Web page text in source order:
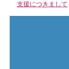
支援につきまして